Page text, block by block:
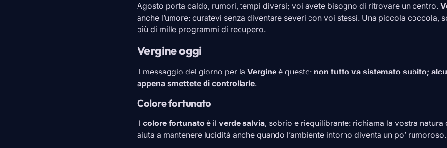
Agosto porta caldo, rumori, tempi diversi; voi avete bisogno di ritrovare un centro.
anche l’umore: curatevi senza diventare severi con voi stessi. Una piccola coccola,
più di mille programmi di recupero.
Vergine oggi
Il messaggio del giorno per la Vergine è questo: non tutto va sistemato subito;
appena smettete di controllarle.
Colore fortunato
Il colore fortunato è il verde salvia, sobrio e riequilibrante: richiama la vostra natura
aiuta a mantenere lucidità anche quando l’ambiente intorno diventa un po’ rumoroso.